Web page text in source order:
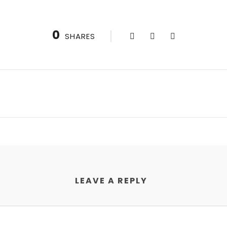
0 SHARES
LEAVE A REPLY